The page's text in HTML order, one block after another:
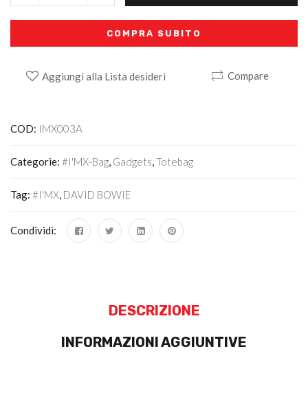
COMPRA SUBITO
Aggiungi alla Lista desideri Compare
COD: IMX003A
Categorie: #I'MX-Bag, Gadgets,Totebag
Tag: #I'MX, DAVID BOWIE
Condividi:
DESCRIZIONE
INFORMAZIONI AGGIUNTIVE